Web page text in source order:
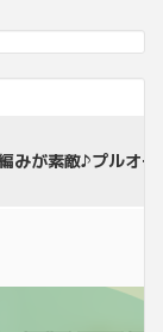
みが素敵♪プルオ